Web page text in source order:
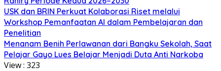
USK dan BRIN Perkuat Kolaborasi Riset melalui
Workshop Pemanfaatan AI dalam Pembelajaran dan
Penelitian
Menanam Benih Perlawanan dari Bangku Sekolah, Saat
Pelajar Gayo Lues Belajar Menjadi Duta Anti Narkoba
View : 323